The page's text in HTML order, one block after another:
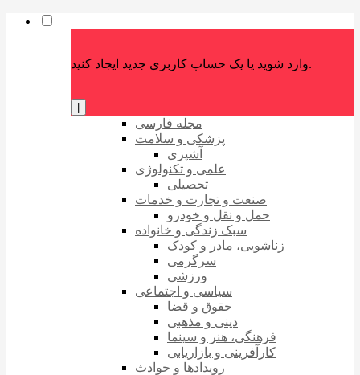
وارد شوید یا یک حساب کاربری جدید ایجاد کنید.
مجله فارسی
پزشکی و سلامت
آشپزی
علمی و تکنولوژی
تحصیلی
صنعت و تجارت و خدمات
حمل و نقل و خودرو
سبک زندگی و خانواده
زناشویی، مادر و کودک
سرگرمی
ورزشی
سیاسی و اجتماعی
حقوق و قضا
دینی و مذهبی
فرهنگی، هنر و سینما
کارآفرینی و بازاریابی
رویدادها و حوادث